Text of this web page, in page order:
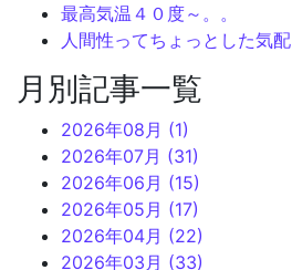
最高気温４０度～。。
人間性ってちょっとした気
月別記事一覧
2026年08月 (1)
2026年07月 (31)
2026年06月 (15)
2026年05月 (17)
2026年04月 (22)
2026年03月 (33)